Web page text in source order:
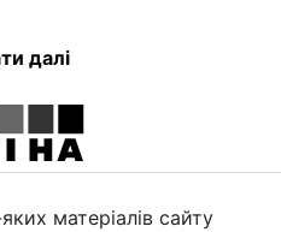
далі
матеріалів сайту